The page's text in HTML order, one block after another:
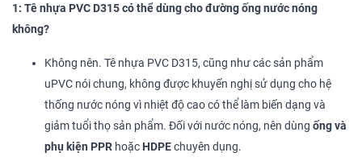
1: Tê nhựa PVC D315 có thể dùng cho đường ống nước nóng
không?
Không nên. Tê nhựa PVC D315, cũng như các sản phẩm
uPVC nói chung, không được khuyến nghị sử dụng cho hệ
thống nước nóng vì nhiệt độ cao có thể làm biến dạng và
giảm tuổi thọ sản phẩm. Đối với nước nóng, nên dùng ống và
phụ kiện PPR hoặc HDPEchuyên dụng.